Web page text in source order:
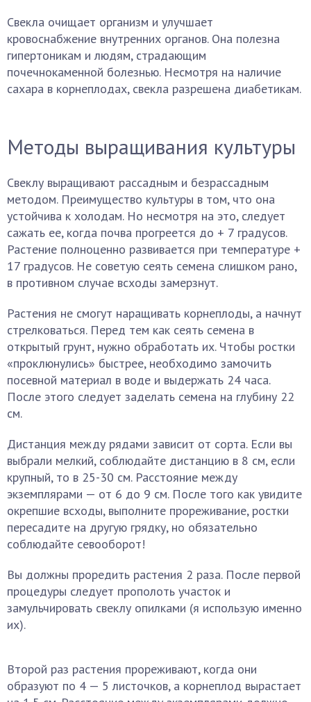
Свекла очищает организм и улучшает
кровоснабжение внутренних органов. Она полезна
гипертоникам и людям, страдающим
почечнокаменной болезнью. Несмотря на наличие
сахара в корнеплодах, свекла разрешена диабетикам.
Методы выращивания культуры
Свеклу выращивают рассадным и безрассадным
методом. Преимущество культуры в том, что она
устойчива к холодам. Но несмотря на это, следует
сажать ее, когда почва прогреется до + 7 градусов.
Растение полноценно развивается при температуре +
17 градусов. Не советую сеять семена слишком рано,
в противном случае всходы замерзнут.
Растения не смогут наращивать корнеплоды, а начнут
стрелковаться. Перед тем как сеять семена в
открытый грунт, нужно обработать их. Чтобы ростки
«проклюнулись» быстрее, необходимо замочить
посевной материал в воде и выдержать 24 часа.
После этого следует заделать семена на глубину 22
см.
Дистанция между рядами зависит от сорта. Если вы
выбрали мелкий, соблюдайте дистанцию в 8 см, если
крупный, то в 25-30 см. Расстояние между
экземплярами — от 6 до 9 см. После того как увидите
окрепшие всходы, выполните прореживание, ростки
пересадите на другую грядку, но обязательно
соблюдайте севооборот!
Вы должны проредить растения 2 раза. После первой
процедуры следует прополоть участок и
замульчировать свеклу опилками (я использую именно
их).
Второй раз растения прореживают, когда они
образуют по 4 — 5 листочков, а корнеплод вырастает